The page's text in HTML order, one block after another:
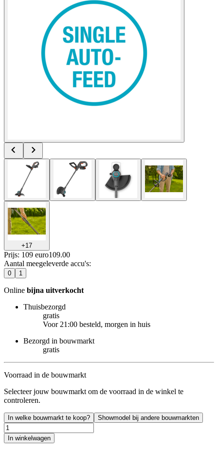
+17
Prijs: 109 euro109.00
Aantal meegeleverde accu's:
0 1
Online bijna uitverkocht
Thuisbezorgd
gratis
Voor 21:00 besteld, morgen in huis
Bezorgd in bouwmarkt
gratis
Voorraad in de bouwmarkt
Selecteer jouw bouwmarkt om de voorraad in de winkel te
controleren.
In welke bouwmarkt te koop? Showmodel bij andere bouwmarkten
In winkelwagen